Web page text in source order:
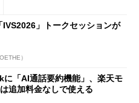
IVS2026」トークセッションが
）
「AI通話要約機能」、楽天モ
追加料金なしで使える